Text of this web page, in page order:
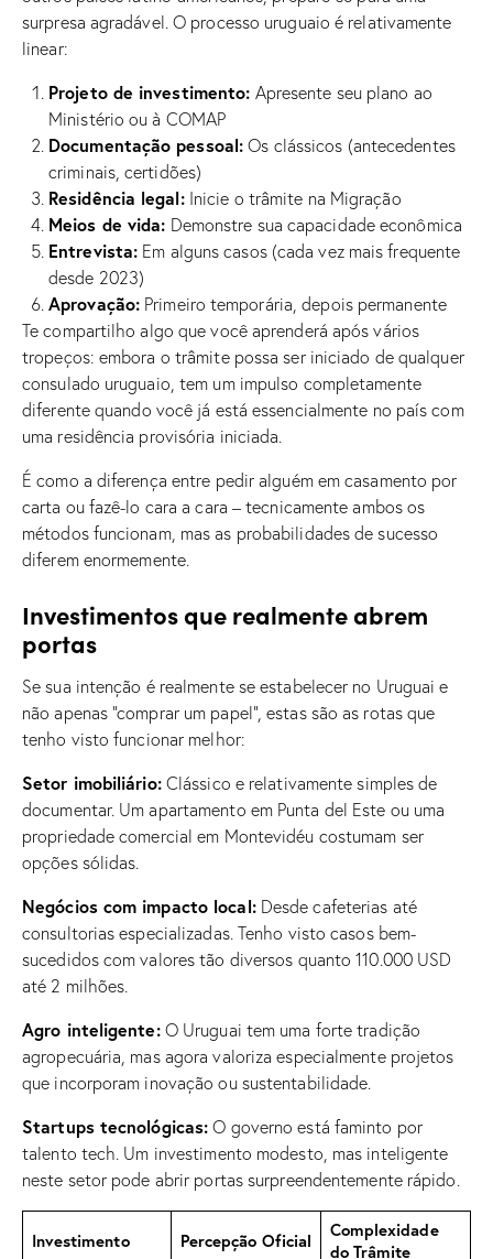
surpresa agradável. O processo uruguaio é relativamente
linear:
Projeto de investimento: Apresente seu plano ao
Ministério ou à COMAP
Documentação pessoal: Os clássicos (antecedentes
criminais, certidões)
Residência legal:Inicie o trâmite na Migração
Meios de vida: Demonstre sua capacidade econômica
Entrevista: Em alguns casos (cada vez mais frequente
desde 2023)
Aprovação: Primeiro temporária, depois permanente
Te compartilho algo que você aprenderá após vários
tropeços: embora o trâmite possa ser iniciado de qualquer
consulado uruguaio, tem um impulso completamente
diferente quando você já está essencialmente no país com
uma residência provisória iniciada.
É como a diferença entre pedir alguém em casamento por
carta ou fazê-lo cara a cara – tecnicamente ambos os
métodos funcionam, mas as probabilidades de sucesso
diferem enormemente.
Investimentos que realmente abrem
portas
Se sua intenção é realmente se estabelecer no Uruguai e
não apenas “comprar um papel”, estas são as rotas que
tenho visto funcionar melhor:
Setor imobiliário:Clássico e relativamente simples de
documentar. Um apartamento em Punta del Este ou uma
propriedade comercial em Montevidéu costumam ser
opções sólidas.
Negócios com impacto local:Desde cafeterias até
consultorias especializadas. Tenho visto casos bem-
sucedidos com valores tão diversos quanto 110.000 USD
até 2 milhões.
Agro inteligente:O Uruguai tem uma forte tradição
agropecuária, mas agora valoriza especialmente projetos
que incorporam inovação ou sustentabilidade.
Startups tecnológicas: O governo está faminto por
talento tech. Um investimento modesto, mas inteligente
neste setor pode abrir portas surpreendentemente rápido.
Investimento Percepção Oficial
Complexidade
do Trâmite